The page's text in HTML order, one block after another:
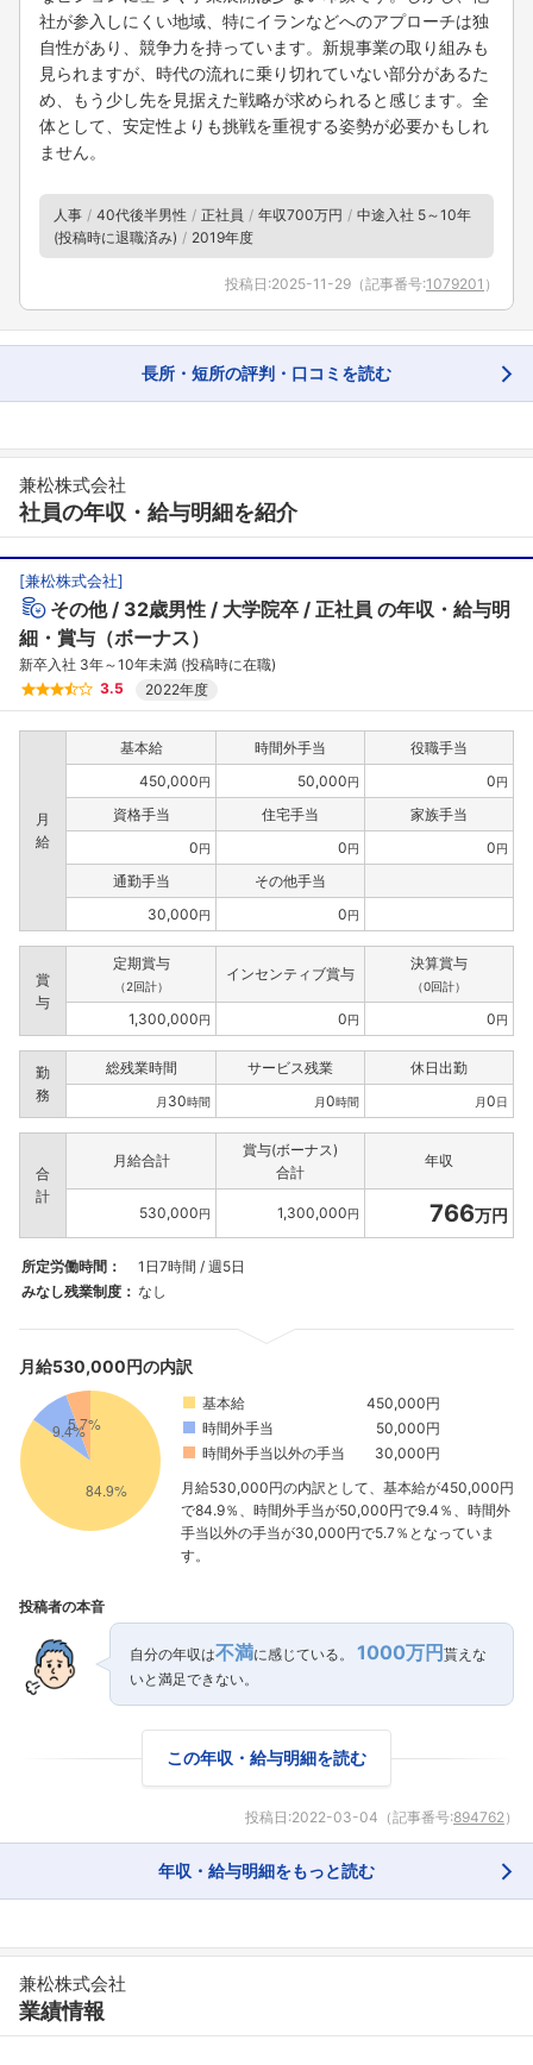
フォローしました
社が参入しにくい地域、特にイランなどへのアプローチは独
自性があり、競争力を持っています。新規事業の取り組みも
見られますが、時代の流れに乗り切れていない部分があるた
め、もう少し先を見据えた戦略が求められると感じます。全
体として、安定性よりも挑戦を重視する姿勢が必要かもしれ
ません。
人事 40代後半男性 正社員 年収700万円
中途入社 5～10年
(投稿時に退職済み)
2019年度
投稿日:2025-11-29 （記事番号:1079201 ）
長所・短所の評判・口コミを読む
兼松株式会社
社員の年収・給与明細を紹介
[兼松株式会社]
その他 32歳男性 大学院卒 正社員 の年収・給与明
細・賞与（ボーナス）
新卒入社 3年～10年未満 (投稿時に在職)
3.5
2022年度
月
給
基本給 時間外手当
役職手当
450,000円 50,000円 0円
資格手当 住宅手当
家族手当
0円 0円 0円
通勤手当
その他手当
30,000円 0円
賞
与
定期賞与
（2回計）
インセンティブ賞与
決算賞与
（0回計）
1,300,000円 0円 0円
勤
務
総残業時間 サービス残業 休日出勤
月 30時間 月0時間 月0日
合
計
月給合計
賞与(ボーナス)
合計
年収
530,000円 1,300,000円 766万円
所定労働時間：
1日7時間 / 週5日
みなし残業制度： なし
月給530,000円の内訳
基本給
450,000円
時間外手当
50,000円
時間外手当以外の手当
30,000円
月給530,000円の内訳として、基本給が450,000円
で84.9％、時間外手当が50,000円で9.4％、時間外
手当以外の手当が30,000円で5.7％となっていま
す。
投稿者の本音
自分の年収は不満に感じている。 1000万円貰えな
いと満足できない。
この年収・給与明細を読む
投稿日:2022-03-04 （記事番号:894762 ）
年収・給与明細をもっと読む
兼松株式会社
業績情報